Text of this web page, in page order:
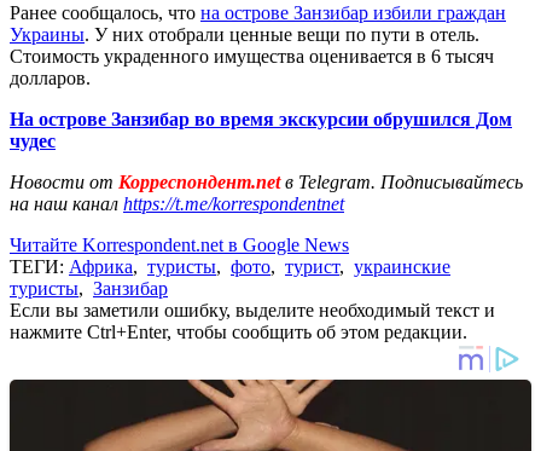
Ранее сообщалось, что на острове Занзибар избили граждан
Украины. У них отобрали ценные вещи по пути в отель.
Стоимость украденного имущества оценивается в 6 тысяч
долларов.
На острове Занзибар во время экскурсии обрушился Дом
чудес
Новости от Корреспондент.netв Telegram. Подписывайтесь
на наш канал https://t.me/korrespondentnet
Читайте Korrespondent.net в Google News
ТЕГИ: Африка, туристы, фото, турист, украинские
туристы, Занзибар
Если вы заметили ошибку, выделите необходимый текст и
нажмите Ctrl+Enter, чтобы сообщить об этом редакции.